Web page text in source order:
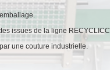
issues de la ligne RECYCLICC.
une couture industrielle.